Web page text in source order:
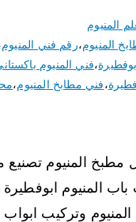
المنيوم
المنيوم،رقم فني المنيوم
،فني المنيوم
،فني مطابخ المنيوم،
المنيوم تصنيع
المنيوم
وتركيب ابواب